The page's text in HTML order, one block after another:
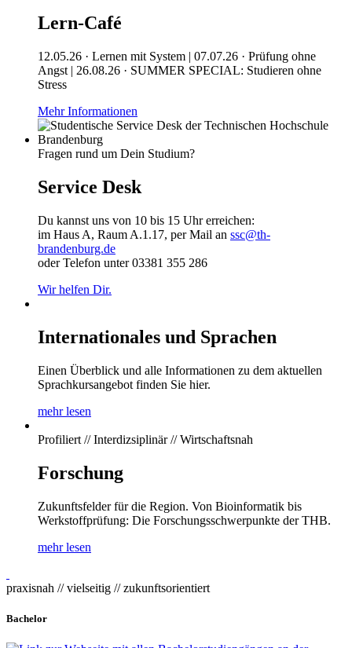
Lern-Café
12.05.26 · Lernen mit System | 07.07.26 · Prüfung ohne
Angst | 26.08.26 · SUMMER SPECIAL: Studieren ohne
Stress
Mehr Informationen
Fragen rund um Dein Studium?
Service Desk
Du kannst uns von 10 bis 15 Uhr erreichen:
im Haus A, Raum A.1.17, per Mail an ssc@th-
brandenburg.de
oder Telefon unter 03381 355 286
Wir helfen Dir.
Internationales und Sprachen
Einen Überblick und alle Informationen zu dem aktuellen
Sprachkursangebot finden Sie hier.
mehr lesen
Profiliert // Interdizsiplinär // Wirtschaftsnah
Forschung
Zukunftsfelder für die Region. Von Bioinformatik bis
Werkstoffprüfung: Die Forschungsschwerpunkte der THB.
mehr lesen
praxisnah // vielseitig // zukunftsorientiert
Bachelor